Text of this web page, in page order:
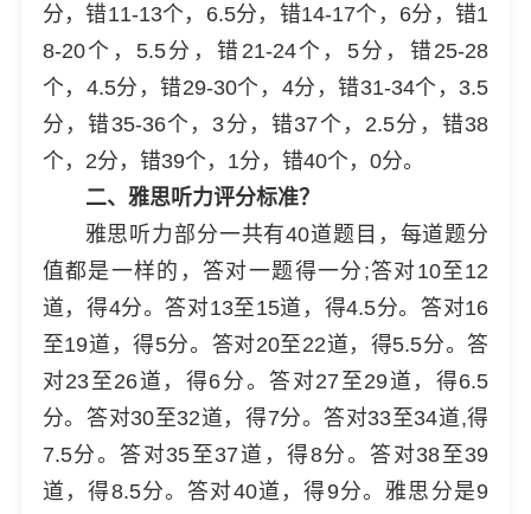
分，错11-13个，6.5分，错14-17个，6分，错1
8-20个，5.5分，错21-24个，5分，错25-28
个，4.5分，错29-30个，4分，错31-34个，3.5
分，错35-36个，3分，错37个，2.5分，错38
个，2分，错39个，1分，错40个，0分。
二、雅思听力评分标准？
雅思听力部分一共有40道题目，每道题分
值都是一样的，答对一题得一分;答对10至12
道，得4分。答对13至15道，得4.5分。答对16
至19道，得5分。答对20至22道，得5.5分。答
对23至26道，得6分。答对27至29道，得6.5
分。答对30至32道，得7分。答对33至34道,得
7.5分。答对35至37道，得8分。答对38至39
道，得8.5分。答对40道，得9分。雅思分是9